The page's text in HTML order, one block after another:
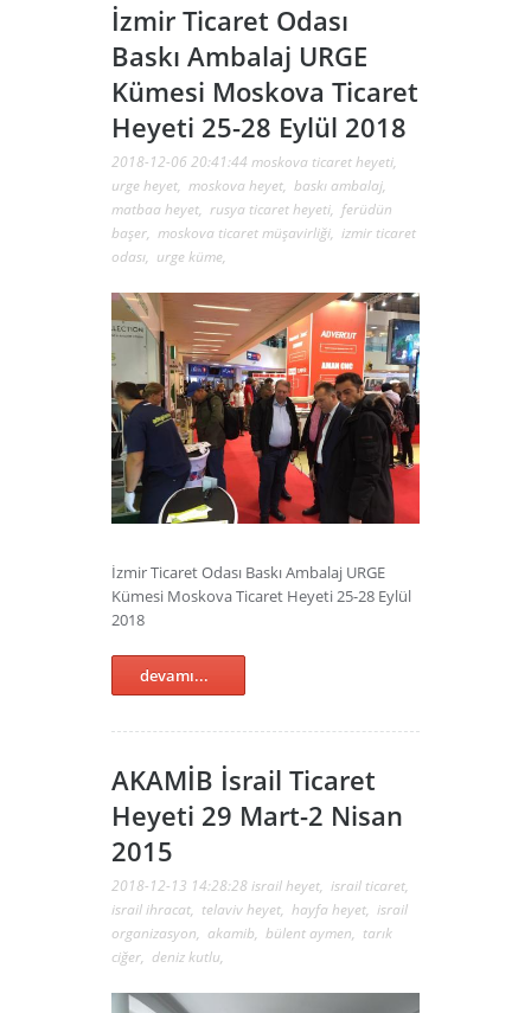
İzmir Ticaret Odası
Baskı Ambalaj URGE
Kümesi Moskova Ticaret
Heyeti 25-28 Eylül 2018
2018-12-06 20:41:44 moskova ticaret heyeti,
urge heyet, moskova heyet, baskı ambalaj,
matbaa heyet, rusya ticaret heyeti, ferüdün
başer, moskova ticaret müşavirliği, izmir ticaret
odası, urge küme,
İzmir Ticaret Odası Baskı Ambalaj URGE
Kümesi Moskova Ticaret Heyeti 25-28 Eylül
2018
devamı...
AKAMİB İsrail Ticaret
Heyeti 29 Mart-2 Nisan
2015
2018-12-13 14:28:28 israil heyet, israil ticaret,
israil ihracat, telaviv heyet, hayfa heyet, israil
organizasyon, akamib, bülent aymen, tarık
ciğer, deniz kutlu,